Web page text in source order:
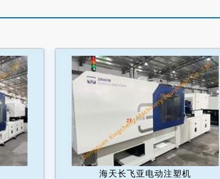
海天长飞亚电动注塑机